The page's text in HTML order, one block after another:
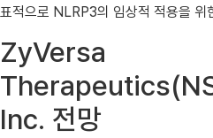
표적으로 NLRP3의 임상적 적용을 위
ZyVersa
Inc. 전망